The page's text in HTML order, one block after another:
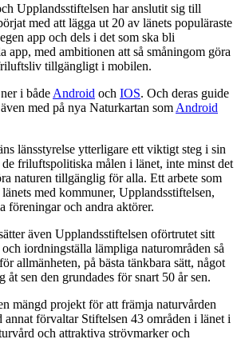
Upplandsstiftelsen har anslutit sig till
med att lägga ut 20 av länets populäraste
app och dels i det som ska bli
app, med ambitionen att så småningom göra
tillgängligt i mobilen.
i både Android och IOS. Och deras guide
med på nya Naturkartan som Android
länsstyrelse ytterligare ett viktigt steg i sin
friluftspolitiska målen i länet, inte minst det
naturen tillgänglig för alla. Ett arbete som
med kommuner, Upplandsstiftelsen,
föreningar och andra aktörer.
även Upplandsstiftelsen oförtrutet sitt
iordningställa lämpliga naturområden så
allmänheten, på bästa tänkbara sätt, något
åt sen den grundades för snart 50 år sen.
mängd projekt för att främja naturvården
förvaltar Stiftelsen 43 områden i länet i
och attraktiva strövmarker och